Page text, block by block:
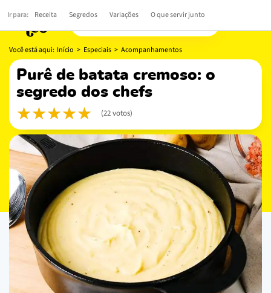
Você está aqui: Início > Especiais > Acompanhamentos
purê de batata cremoso: o
segredo dos chefs
(22 votos)
Ir para: Receita Segredos Variações O que servir junto